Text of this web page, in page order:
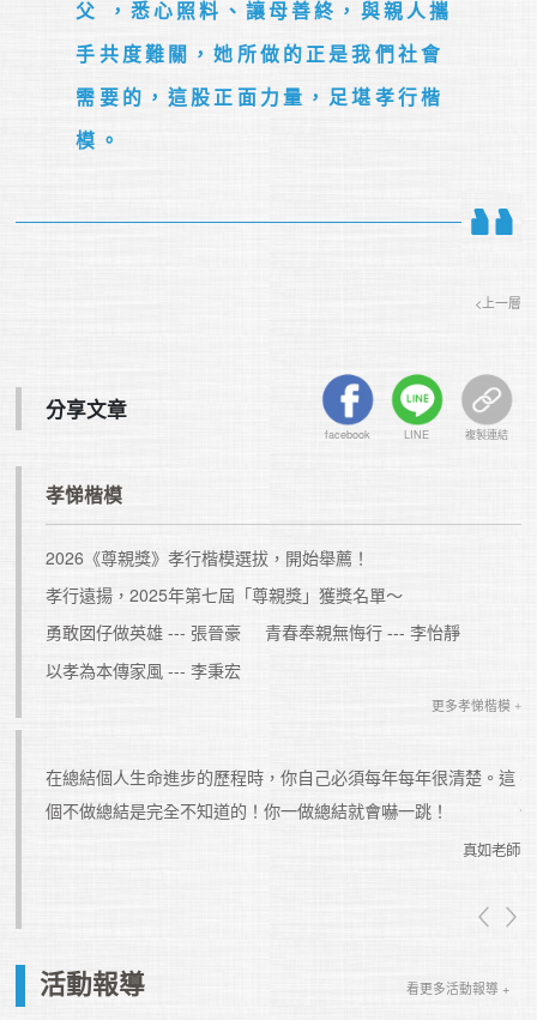
孝悌楷模
2026《尊親獎》孝行楷模選拔，開始舉薦！
孝行遠揚，2025年第七屆「尊親獎」獲獎名單～
勇敢囡仔做英雄 --- 張晉豪
青春奉親無悔行 --- 李怡靜
以孝為本傳家風 --- 李秉宏
更多孝悌楷模 +
分享文章
facebook LINE 複製連結
父 ，悉心照料、讓母善終，與親人攜
手共度難關，她所做的正是我們社會
需要的，這股正面力量，足堪孝行楷
模。
<上一層
如老師
在總結個人生命進步的歷程時，你自己必須每年每年很清楚。這
個不做總結是完全不知道的！你一做總結就會嚇一跳！
真如老師
活動報導 看更多活動報導 +